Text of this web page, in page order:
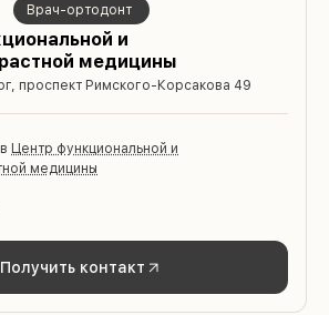
врач-ортодонт
и
медицины
проспект Римского-Корсакова 49
в Центр функциональной и
медицины
Получить контакт